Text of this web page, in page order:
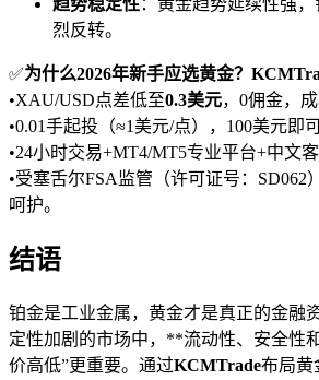
趋势稳定性：黄金趋势延续性强
烈反转。
✅为什么2026年新手应选黄金？
•XAU/USD点差低至0.3美元，0佣金，成
•0.01手起投（≈1美元/点），100美元即
•24小时交易+MT4/MT5专业平台+中文客
•受塞舌尔FSA监管（许可证号：SD062
呵护。
结语
铂金是工业金属，黄金才是真正的金融
定性加剧的市场中，**流动性、安全性
价高低”更重要。通过KCMTrade布局黄